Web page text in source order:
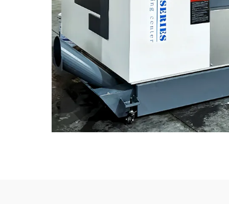
Mediese Toerusting Industrie